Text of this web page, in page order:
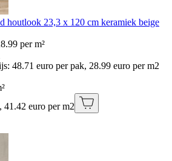
houtlook 23,3 x 120 cm keramiek beige
per m²
48.71 euro per pak, 28.99 euro per m2
41.42 euro per m2